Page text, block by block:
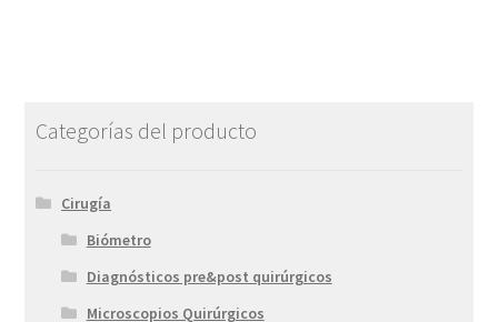
Categorías del producto
Cirugía
Biómetro
Diagnósticos pre&post quirúrgicos
Microscopios Quirúrgicos